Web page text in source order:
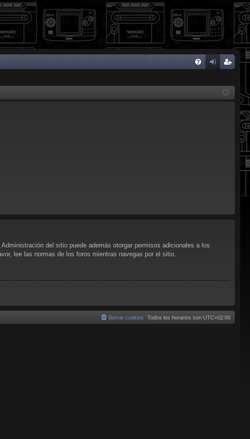
ist
del sitio puede además otorgar permisos adicionales a los
lee las normas de los foros mientras navegas por el sitio.
Todos los horarios son UTC+02:00
Borrar cookies